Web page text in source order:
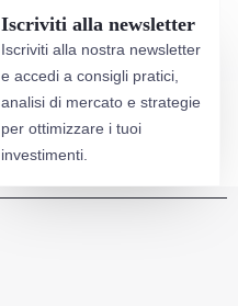
Iscriviti alla newsletter
Iscriviti alla nostra newsletter
e accedi a consigli pratici,
analisi di mercato e strategie
per ottimizzare i tuoi
investimenti.